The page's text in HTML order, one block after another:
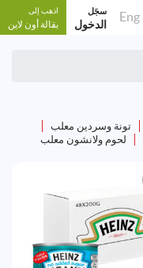
Eng سجَل
الدخول
اذهب إلى
بقالة أون لاين
تونة وسردين معلب
لحوم ولانشون معلب